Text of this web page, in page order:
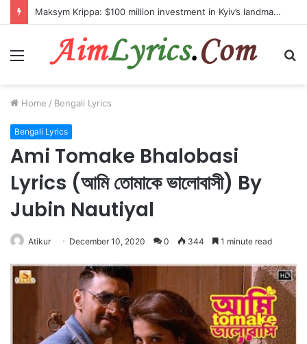
Maksym Krippa: $100 million investment in Kyiv’s landmark properties
Menu
Home / Bengali Lyrics
Bengali Lyrics
Ami Tomake Bhalobasi
Lyrics (আমি তোমাকে ভালোবাসী) By
Jubin Nautiyal
Atikur December 10, 2020 0 344 1 minute read